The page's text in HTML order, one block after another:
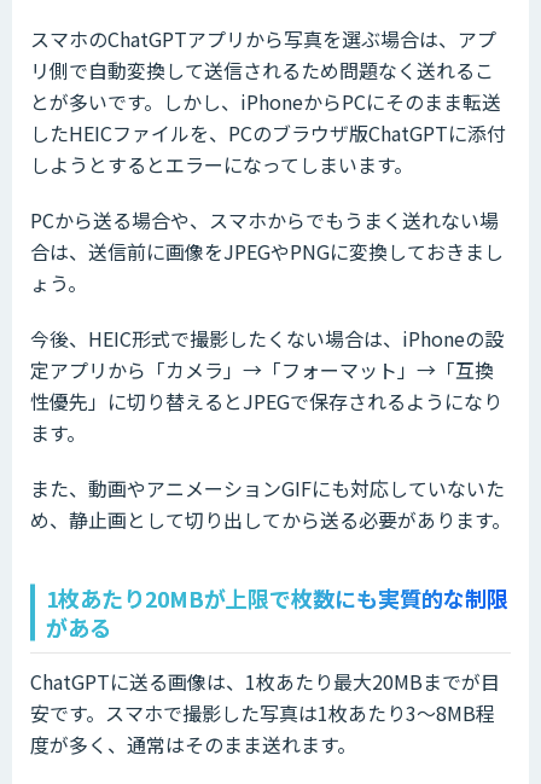
スマホのChatGPTアプリから写真を選ぶ場合は、アプ
リ側で自動変換して送信されるため問題なく送れるこ
とが多いです。しかし、iPhoneからPCにそのまま転送
したHEICファイルを、PCのブラウザ版ChatGPTに添付
しようとするとエラーになってしまいます。
PCから送る場合や、スマホからでもうまく送れない場
合は、送信前に画像をJPEGやPNGに変換しておきまし
ょう。
今後、HEIC形式で撮影したくない場合は、iPhoneの設
定アプリから「カメラ」→「フォーマット」→「互換
性優先」に切り替えるとJPEGで保存されるようになり
ます。
また、動画やアニメーションGIFにも対応していないた
め、静止画として切り出してから送る必要があります。
1枚あたり20MBが上限で枚数にも実質的な制限
がある
ChatGPTに送る画像は、1枚あたり最大20MBまでが目
安です。スマホで撮影した写真は1枚あたり3〜8MB程
度が多く、通常はそのまま送れます。